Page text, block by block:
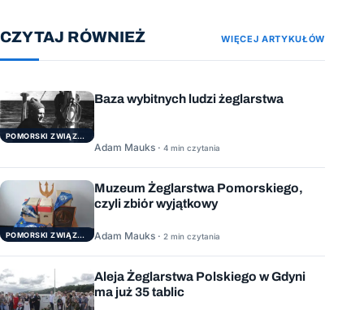
CZYTAJ RÓWNIEŻ WIĘCEJ ARTYKUŁÓW
POMORSKI ZWIĄZEK ŻEGLARSKI
Baza wybitnych ludzi żeglarstwa
Adam Mauks · 4 min czytania
POMORSKI ZWIĄZEK ŻEGLARSKI
Muzeum Żeglarstwa Pomorskiego,
czyli zbiór wyjątkowy
Adam Mauks · 2 min czytania
Aleja Żeglarstwa Polskiego w Gdyni
ma już 35 tablic